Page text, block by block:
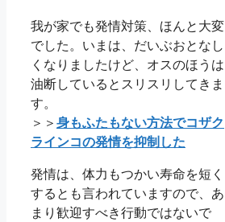
我が家でも発情対策、ほんと大変
でした。いまは、だいぶおとなし
くなりましたけど、オスのほうは
油断しているとスリスリしてきま
す。
＞＞ 身もふたもない方法でコザク
ラインコの発情を抑制した
発情は、体力もつかい寿命を短く
するとも言われていますので、あ
まり歓迎すべき行動ではないで